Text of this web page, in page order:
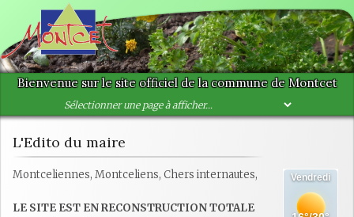
Bienvenue sur le site officiel de la commune de Montcet
L'Edito du maire
Montceliennes, Montceliens, Chers internautes,
LE SITE EST EN RECONSTRUCTION TOTALE